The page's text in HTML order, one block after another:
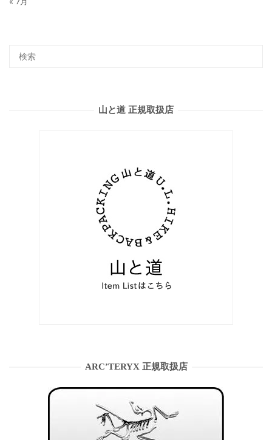
山と道 正規取扱店
ARC’TERYX 正規取扱店